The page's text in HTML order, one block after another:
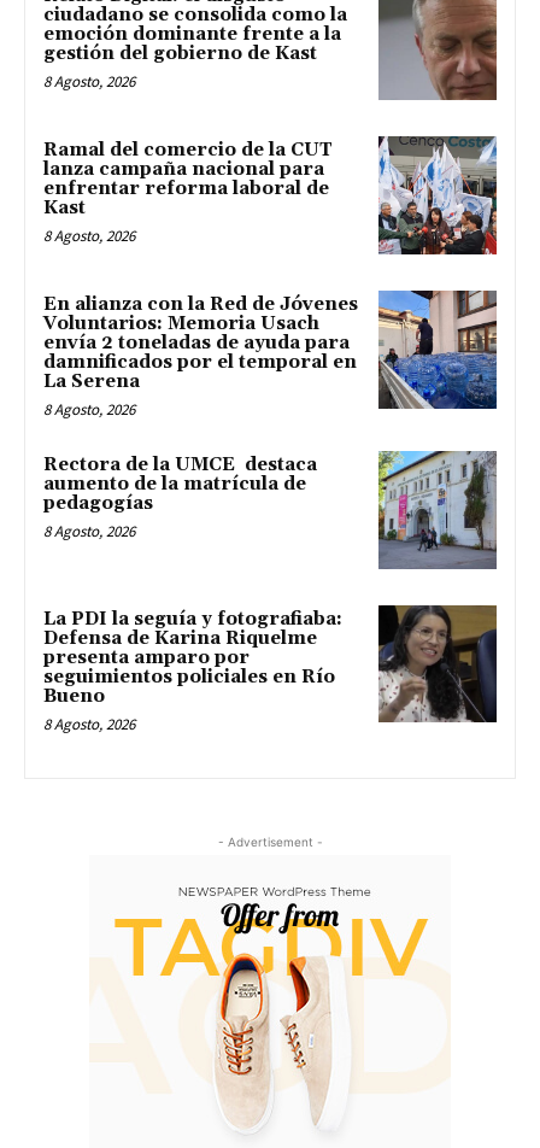
ciudadano se consolida como la
emoción dominante frente a la
gestión del gobierno de Kast
8 Agosto, 2026
Ramal del comercio de la CUT
lanza campaña nacional para
enfrentar reforma laboral de
Kast
8 Agosto, 2026
En alianza con la Red de Jóvenes
Voluntarios: Memoria Usach
envía 2 toneladas de ayuda para
damnificados por el temporal en
La Serena
8 Agosto, 2026
Rectora de la UMCE destaca
aumento de la matrícula de
pedagogías
8 Agosto, 2026
La PDI la seguía y fotografiaba:
Defensa de Karina Riquelme
presenta amparo por
seguimientos policiales en Río
Bueno
8 Agosto, 2026
- Advertisement -